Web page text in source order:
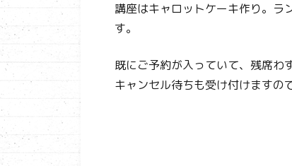
講座はキャロットケーキ作り。ラ
す。
既にご予約が入っていて、残席わ
キャンセル待ちも受け付けますの